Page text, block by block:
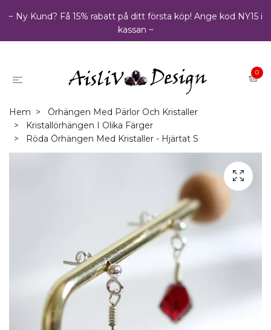
~ Ny Kund? Få 15% rabatt på ditt första köp! Ange kod NY15 i
kassan ~
0
Hem
Örhängen Med Pärlor Och Kristaller
Kristallörhängen I Olika Färger
Röda Örhängen Med Kristaller - Hjärtat S